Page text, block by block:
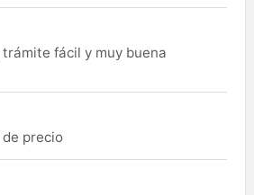
fácil y muy buena
de precio